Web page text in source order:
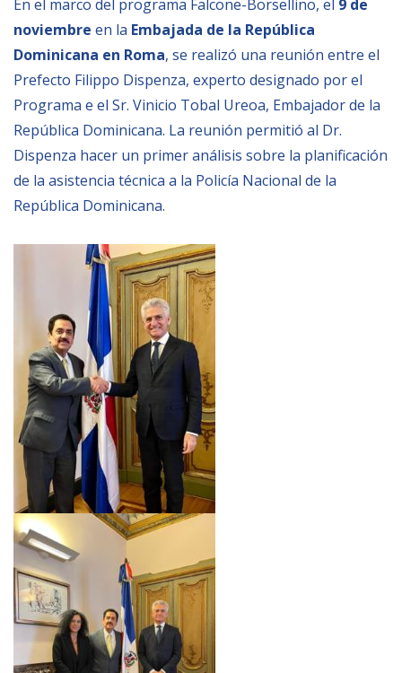
Patrimonio cultural
Empoderamiento socio-económico
Justicia y Seguridad
EUROsociAL
EL PAcCTO
EUROFRONT
COPOLAD III
Fotos
Vídeos
Audios
BIBLIOTECA
Biblioteca
Publicaciones
OPORTUNIDADES
Convocatorias
En el marco del programa Falcone-Borsellino, el 9 de
noviembre en la Embajada de la República
Dominicana en Roma, se realizó una reunión entre el
Prefecto Filippo Dispenza, experto designado por el
Programa e el Sr. Vinicio Tobal Ureoa, Embajador de la
República Dominicana. La reunión permitió al Dr.
Dispenza hacer un primer análisis sobre la planificación
de la asistencia técnica a la Policía Nacional de la
República Dominicana.